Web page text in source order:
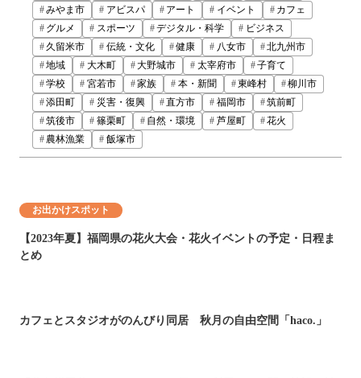
みやま市
アビスパ アート イベント
カフェ
グルメ
スポーツ デジタル・科学
ビジネス
久留米市
伝統・文化 健康 八女市
北九州市
地域
大木町 大野城市 太宰府市
子育て
学校
宮若市 家族 本・新聞 東峰村
柳川市
添田町
災害・復興 直方市 福岡市
筑前町
筑後市
篠栗町 自然・環境 芦屋町
花火
農林漁業
飯塚市
お出かけスポット
【2023年夏】福岡県の花火大会・花火イベントの予定・日程ま
とめ
カフェとスタジオがのんびり同居 秋月の自由空間「haco.」